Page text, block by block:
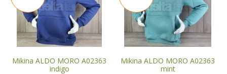
Mikina ALDO MORO A02363
indigo
Mikina ALDO MORO A02363
mint